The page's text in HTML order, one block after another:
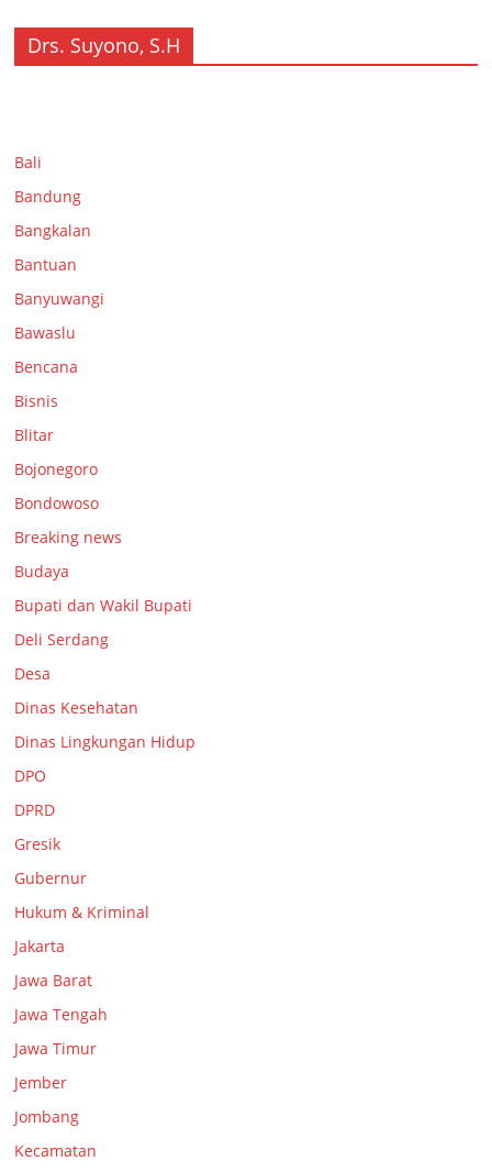
Drs. Suyono, S.H
Bali
Bandung
Bangkalan
Bantuan
Banyuwangi
Bawaslu
Bencana
Bisnis
Blitar
Bojonegoro
Bondowoso
Breaking news
Budaya
Bupati dan Wakil Bupati
Deli Serdang
Desa
Dinas Kesehatan
Dinas Lingkungan Hidup
DPO
DPRD
Gresik
Gubernur
Hukum & Kriminal
Jakarta
Jawa Barat
Jawa Tengah
Jawa Timur
Jember
Jombang
Kecamatan